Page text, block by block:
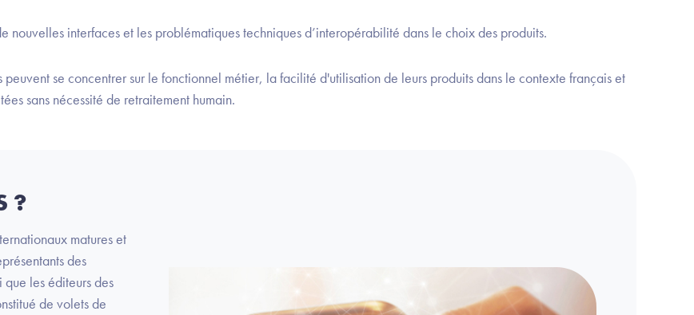
nouvelles interfaces et les problématiques techniques d’interopérabilité dans le choix des produits.
se concentrer sur le fonctionnel métier, la facilité d'utilisation de leurs produits dans le contexte français et
sans nécessité de retraitement humain.
?
matures et
des
les éditeurs des
de volets de